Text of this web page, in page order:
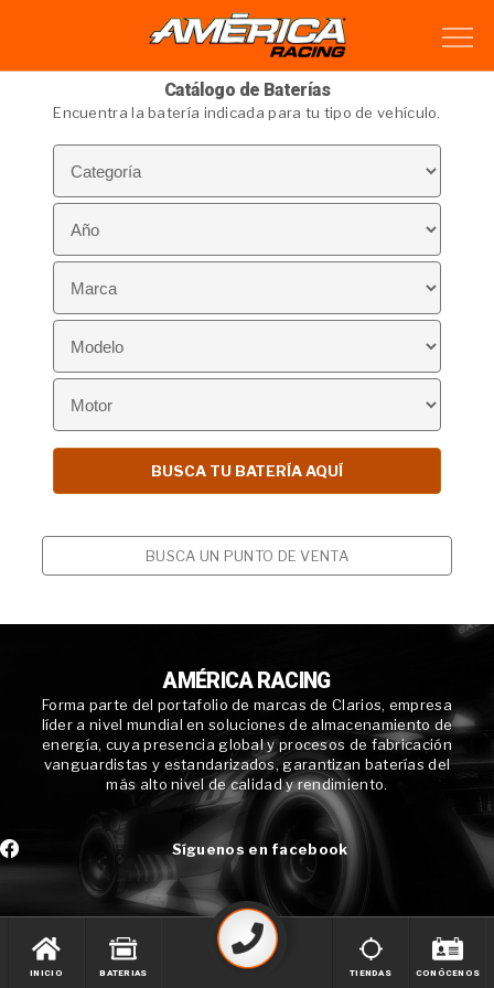
Catálogo de Baterías
Encuentra la batería indicada para tu tipo de vehículo.
BUSCA UN PUNTO DE VENTA
AMÉRICA RACING
Forma parte del portafolio de marcas de Clarios, empresa
líder a nivel mundial en soluciones de almacenamiento de
energía, cuya presencia global y procesos de fabricación
vanguardistas y estandarizados, garantizan baterías del
más alto nivel de calidad y rendimiento.
Síguenos en facebook
INICIO BATERIAS TIENDAS CONÓCENOS